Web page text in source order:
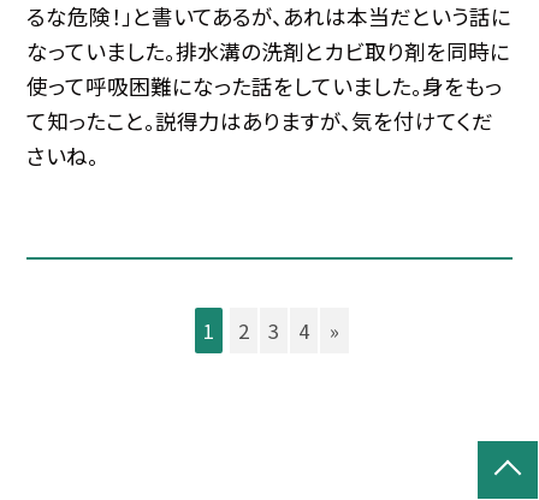
るな危険！」と書いてあるが、あれは本当だという話に
なっていました。排水溝の洗剤とカビ取り剤を同時に
使って呼吸困難になった話をしていました。身をもっ
て知ったこと。説得力はありますが、気を付けてくだ
さいね。
1 2 3 4 »